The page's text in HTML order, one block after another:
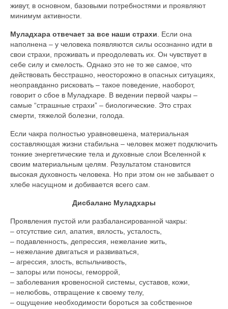
живут, в основном, базовыми потребностями и проявляют
минимум активности.
Муладхара отвечает за все наши страхи . Если она
наполнена – у человека появляются силы осознанно идти в
свои страхи, проживать и преодолевать их. Он чувствует в
себе силу и смелость. Однако это не то же самое, что
действовать бесстрашно, неосторожно в опасных ситуациях,
неоправданно рисковать – такое поведение, наоборот,
говорит о сбое в Муладхаре. В ведении первой чакры –
самые “страшные страхи” – биологические. Это страх
смерти, тяжелой болезни, голода.
Если чакра полностью уравновешена, материальная
составляющая жизни стабильна – человек может подключить
тонкие энергетические тела и духовные слои Вселенной к
своим материальным целям. Результатом становится
высокая духовность человека. Но при этом он не забывает о
хлебе насущном и добивается всего сам.
Дисбаланс Муладхары
Проявления пустой или разбалансированной чакры:
– отсутствие сил, апатия, вялость, усталость,
– подавленность, депрессия, нежелание жить,
– нежелание двигаться и развиваться,
– агрессия, злость, вспыльчивость,
– запоры или поносы, геморрой,
– заболевания кровеносной системы, суставов, кожи,
– нелюбовь, отвращение к своему телу,
– ощущение необходимости бороться за собственное